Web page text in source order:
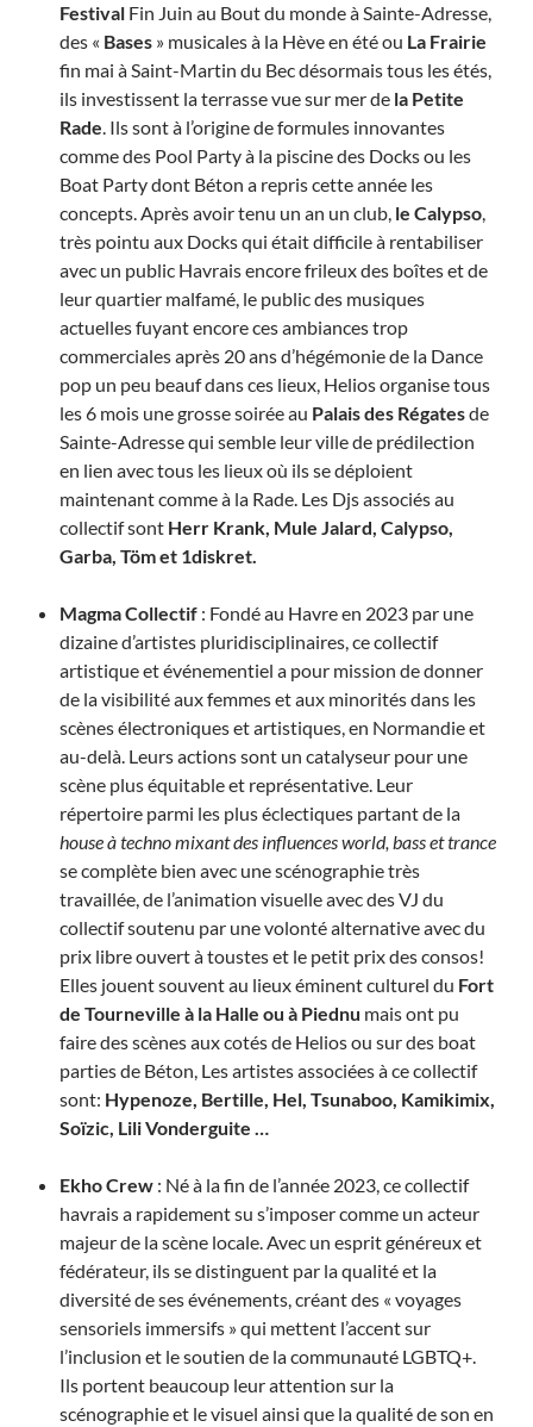
Festival Fin Juin au Bout du monde à Sainte-Adresse,
des « Bases » musicales à la Hève en été ou La Frairie
fin mai à Saint-Martin du Bec désormais tous les étés,
ils investissent la terrasse vue sur mer de la Petite
Rade. Ils sont à l’origine de formules innovantes
comme des Pool Party à la piscine des Docks ou les
Boat Party dont Béton a repris cette année les
concepts. Après avoir tenu un an un club, le Calypso,
très pointu aux Docks qui était difficile à rentabiliser
avec un public Havrais encore frileux des boîtes et de
leur quartier malfamé, le public des musiques
actuelles fuyant encore ces ambiances trop
commerciales après 20 ans d’hégémonie de la Dance
pop un peu beauf dans ces lieux, Helios organise tous
les 6 mois une grosse soirée au Palais des Régatesde
Sainte-Adresse qui semble leur ville de prédilection
en lien avec tous les lieux où ils se déploient
maintenant comme à la Rade. Les Djs associés au
collectif sont Herr Krank, Mule Jalard, Calypso,
Garba, Töm et 1diskret.
Magma Collectif : Fondé au Havre en 2023 par une
dizaine d’artistes pluridisciplinaires, ce collectif
artistique et événementiel a pour mission de donner
de la visibilité aux femmes et aux minorités dans les
scènes électroniques et artistiques, en Normandie et
au-delà. Leurs actions sont un catalyseur pour une
scène plus équitable et représentative. Leur
répertoire parmi les plus éclectiques partant de la
house à techno mixant des influences world, bass et trance
se complète bien avec une scénographie très
travaillée, de l’animation visuelle avec des VJ du
collectif soutenu par une volonté alternative avec du
prix libre ouvert à toustes et le petit prix des consos!
Elles jouent souvent au lieux éminent culturel du Fort
de Tourneville à la Halle ou à Piednu mais ont pu
faire des scènes aux cotés de Helios ou sur des boat
parties de Béton, Les artistes associées à ce collectif
sont: Hypenoze, Bertille, Hel, Tsunaboo, Kamikimix,
Soïzic, Lili Vonderguite …
Ekho Crew : Né à la fin de l’année 2023, ce collectif
havrais a rapidement su s’imposer comme un acteur
majeur de la scène locale. Avec un esprit généreux et
fédérateur, ils se distinguent par la qualité et la
diversité de ses événements, créant des « voyages
sensoriels immersifs » qui mettent l’accent sur
l’inclusion et le soutien de la communauté LGBTQ+.
Ils portent beaucoup leur attention sur la
scénographie et le visuel ainsi que la qualité de son en